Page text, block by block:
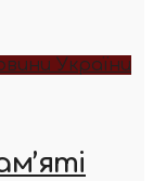
України